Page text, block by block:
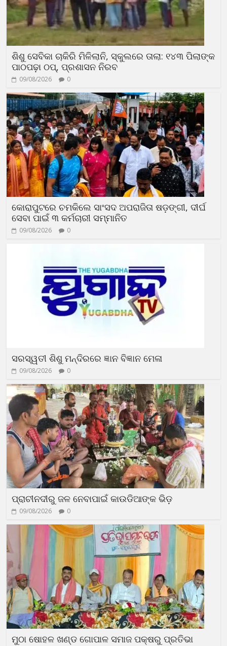
ଶିଶୁ ସେବିକା ଚାକିରି ମିଳିଲାନି, ସ୍କୁଲରେ ତାଲା: ୧୪୩ ପିଲାଙ୍କ
ପାଠପଢ଼ା ଠପ୍, ପ୍ରଶାସନ ନିରବ
09/08/2026 0
କୋରାପୁଟରେ ଚମକିଲେ ସାଂସଦ ଅପରାଜିତା ଷଡ଼ଙ୍ଗୀ, ଦୀର୍ଘ
ସେବା ପାଇଁ ୩ କର୍ମଚାରୀ ସମ୍ମାନିତ
09/08/2026 0
ସରସ୍ୱତୀ ଶିଶୁ ମନ୍ଦିରରେ ଜ୍ଞାନ ବିଜ୍ଞାନ ମେଳା
09/08/2026 0
ପ୍ରାଚୀନଦୀରୁ ଜଳ ନେବାପାଇଁ କାଉଡିଆଙ୍କ ଭିଡ଼
09/08/2026 0
ମୁଠା ଷୋହଳ ଖଣ୍ଡ ଗୋପାଳ ସମାଜ ପକ୍ଷରୁ ପ୍ରତିଭା